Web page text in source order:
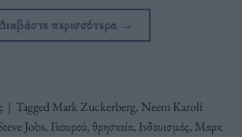
περισσότερα →
| TaggedMark Zuckerberg, Neem Karoli
Jobs, Γκουρού, θρησκεία, Ινδουισμός, Μαρκ